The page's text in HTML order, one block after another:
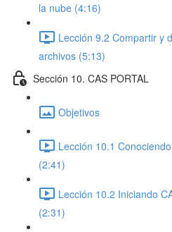
la nube (4:16)
Lección 9.2 Compartir y
archivos (5:13)
Sección 10. CAS PORTAL
Objetivos
Lección 10.1
(2:41)
Lección 10.2 Iniciando
(2:31)